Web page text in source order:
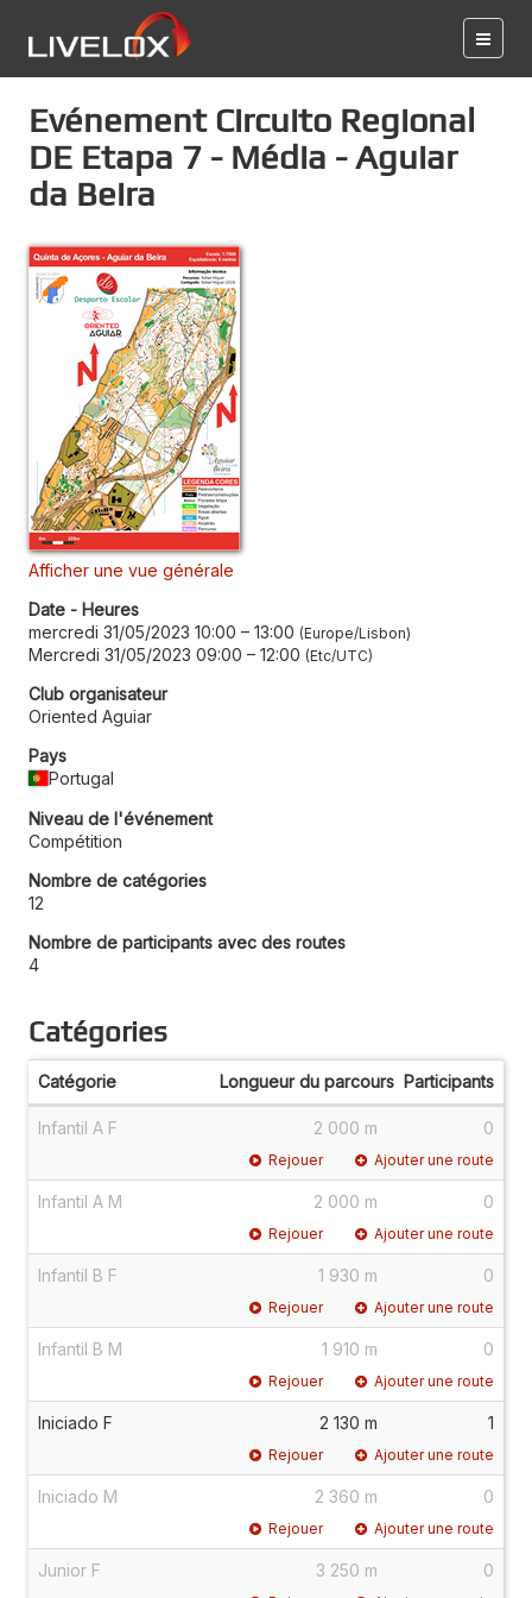
Evénement Circuito Regional
DE Etapa 7 - Média - Aguiar
da Beira
Afficher une vue générale
Date - Heures
mercredi 31/05/2023 10:00 – 13:00 Europe/Lisbon
Mercredi 31/05/2023 09:00 – 12:00 Etc/UTC
Club organisateur
Oriented Aguiar
Pays
Portugal
Niveau de l'événement
Compétition
Nombre de catégories
12
Nombre de participants avec des routes
4
Catégories
Catégorie Longueur du parcours Participants
Infantil A F 2 000 m 0
Rejouer Ajouter une route
Infantil A M 2 000 m 0
Rejouer Ajouter une route
Infantil B F 1 930 m 0
Rejouer Ajouter une route
Infantil B M 1 910 m 0
Rejouer Ajouter une route
Iniciado F 2 130 m 1
Rejouer Ajouter une route
Iniciado M 2 360 m 0
Rejouer Ajouter une route
Junior F 3 250 m 0